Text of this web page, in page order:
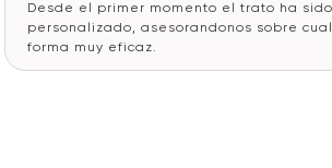
Desde el primer momento el trato ha
personalizado, asesorandonos sobre
forma muy eficaz.